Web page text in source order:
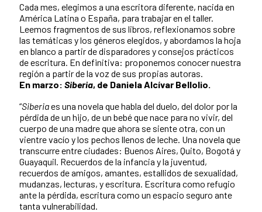
Cada mes, elegimos a una escritora diferente, nacida en
América Latina o España, para trabajar en el taller.
Leemos fragmentos de sus libros, reflexionamos sobre
las temáticas y los géneros elegidos, y abordamos la hoja
en blanco a partir de disparadores y consejos prácticos
de escritura. En definitiva: proponemos conocer nuestra
región a partir de la voz de sus propias autoras.
En marzo: Siberia, de Daniela Alcívar Bellolio.
“Siberiaes una novela que habla del duelo, del dolor por la
pérdida de un hijo, de un bebé que nace para no vivir, del
cuerpo de una madre que ahora se siente otra, con un
vientre vacío y los pechos llenos de leche. Una novela que
transcurre entre ciudades: Buenos Aires, Quito, Bogotá y
Guayaquil. Recuerdos de la infancia y la juventud,
recuerdos de amigos, amantes, estallidos de sexualidad,
mudanzas, lecturas, y escritura. Escritura como refugio
ante la pérdida, escritura como un espacio seguro ante
tanta vulnerabilidad.